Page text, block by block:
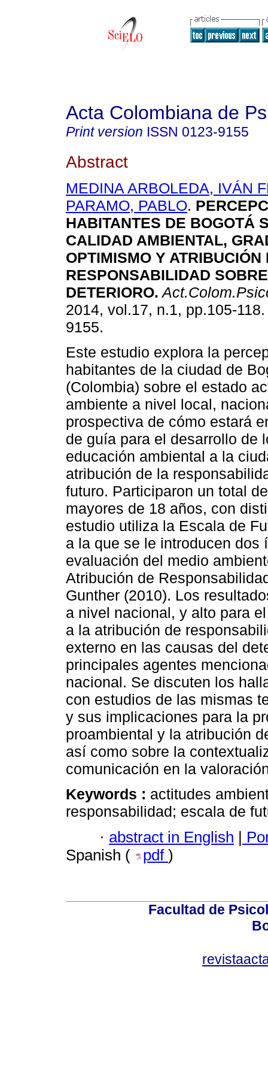
Acta Colombiana de
Print version ISSN 0123-9155
Abstract
MEDINA ARBOLEDA, IVÁN
PARAMO, PABLO.
HABITANTES DE BOGOTÁ
CALIDAD AMBIENTAL,
OPTIMISMO Y ATRIBUCIÓN
RESPONSABILIDAD
DETERIORO.
2014, vol.17, n.1, pp.105-
9155.
Este estudio explora la
habitantes de la ciudad de
(Colombia) sobre el estado
ambiente a nivel local,
prospectiva de cómo estará
de guía para el desarrollo de
educación ambiental a la
atribución de la
futuro. Participaron un total
mayores de 18 años, con
estudio utiliza la Escala de
a la que se le introducen dos
evaluación del medio
Atribución de
Gunther (2010). Los
a nivel nacional, y alto para
a la atribución de
externo en las causas del
principales agentes
nacional. Se discuten los
con estudios de las mismas
y sus implicaciones para la
proambiental y la atribución
así como sobre la
comunicación en la
Keywords : actitudes
responsabilidad; escala de
· abstract in English |
Spanish (
pdf )
Facultad de